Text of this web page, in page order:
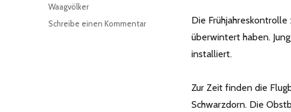
Die
überwintert haben.
installiert.
Zur Zeit finden die
Schwarzdorn. Die
Waagvölker
Schreibe einen Kommentarzu
Grangeneuve: